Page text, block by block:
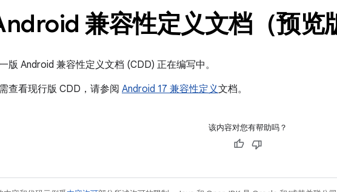
兼容性定义文档（预览
版 Android 兼容性定义文档 (CDD) 正在编写中。
查看现行版 CDD，请参阅 Android 17 兼容性定义文档。
该内容对您有帮助吗？